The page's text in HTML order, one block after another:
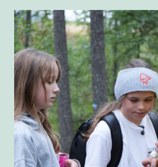
bare tenn bål på
bålplasser
La døde trær og
– det er hjemmet til
arter
Etterlat naturen
den <3
Kilde: WWF